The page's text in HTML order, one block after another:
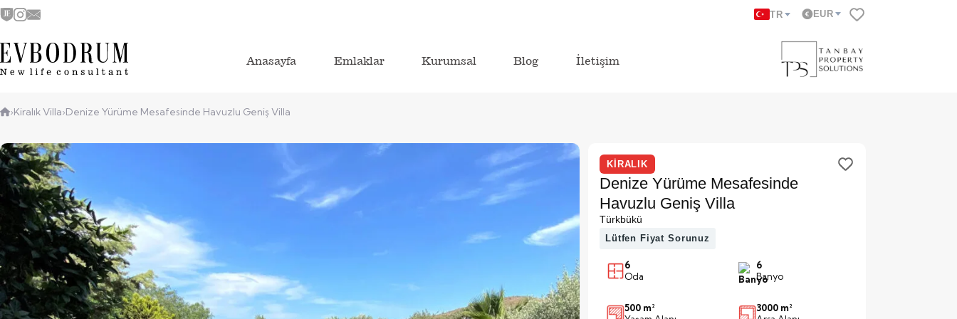
TR EUR
Anasayfa Emlaklar Kurumsal Blog İletişim
›Kiralık Villa›Denize Yürüme Mesafesinde Havuzlu Geniş Villa
KİRALIK
Denize Yürüme Mesafesinde
Havuzlu Geniş Villa
Türkbükü
Lütfen Fiyat Sorunuz
6
Oda
6
Banyo
500 m²
3000 m²